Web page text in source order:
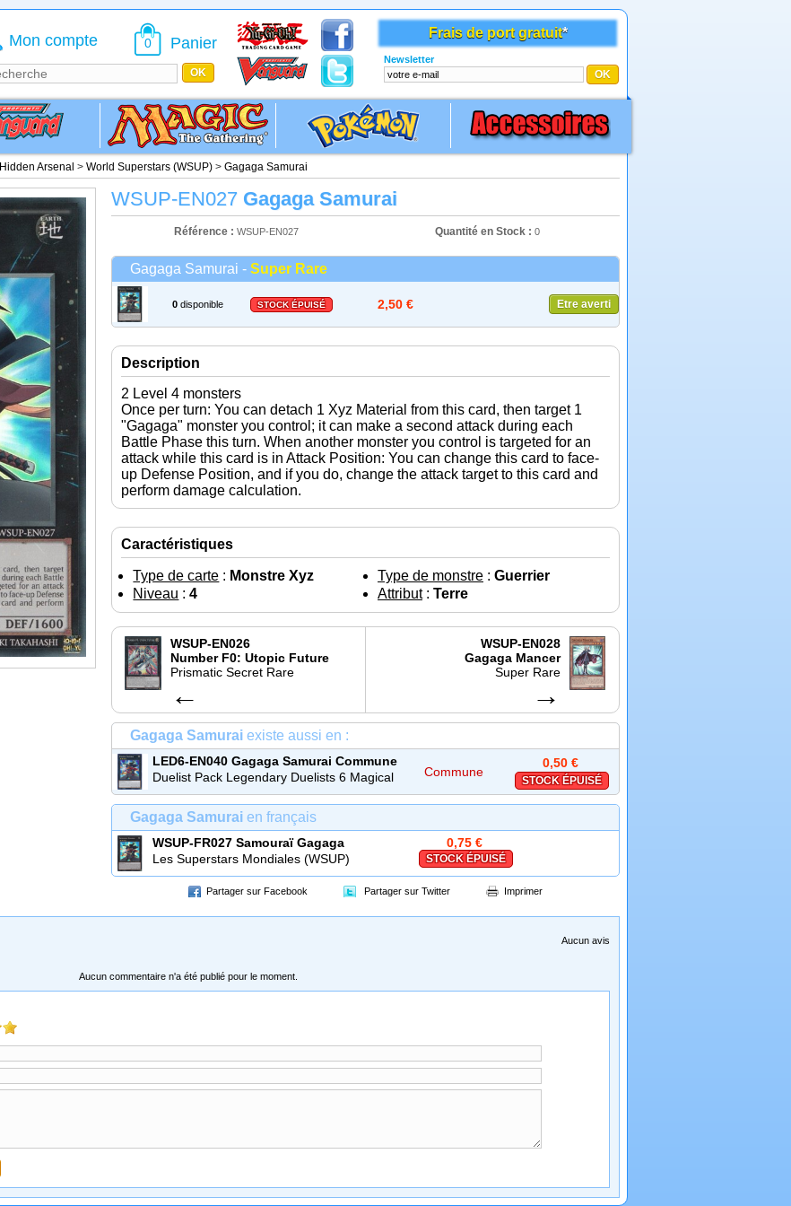
Hidden Arsenal > World Superstars (WSUP) > Gagaga Samurai
WSUP-EN027 Gagaga Samurai
Référence :WSUP-EN027 Quantité en Stock : 0
Gagaga Samurai - Super Rare
0 disponible STOCK ÉPUISÉ 2,50 € Etre averti
Description
2 Level 4 monsters
Once per turn: You can detach 1 Xyz Material from this card, then target 1
"Gagaga" monster you control; it can make a second attack during each
Battle Phase this turn. When another monster you control is targeted for an
attack while this card is in Attack Position: You can change this card to face-
up Defense Position, and if you do, change the attack target to this card and
perform damage calculation.
Caractéristiques
Type de carte : Monstre Xyz Type de monstre : Guerrier
Niveau :4 Attribut: Terre
WSUP-EN026
Number F0: Utopic Future
Prismatic Secret Rare
←
WSUP-EN028
Gagaga Mancer
Super Rare
→
Gagaga Samuraiexiste aussi en :
LED6-EN040 Gagaga Samurai Commune
Duelist Pack Legendary Duelists 6 Magical
Hero (LED6)
Commune
0,50 €
STOCK ÉPUISÉ
Gagaga Samuraien français
WSUP-FR027 Samouraï Gagaga
Les Superstars Mondiales (WSUP)
0,75 €
STOCK ÉPUISÉ
Partager sur Facebook Partager sur Twitter
Imprimer
Aucun avis
Aucun commentaire n'a été publié pour le moment.
Frais de port gratuit*
Newsletter
Mon compte 0 Panier